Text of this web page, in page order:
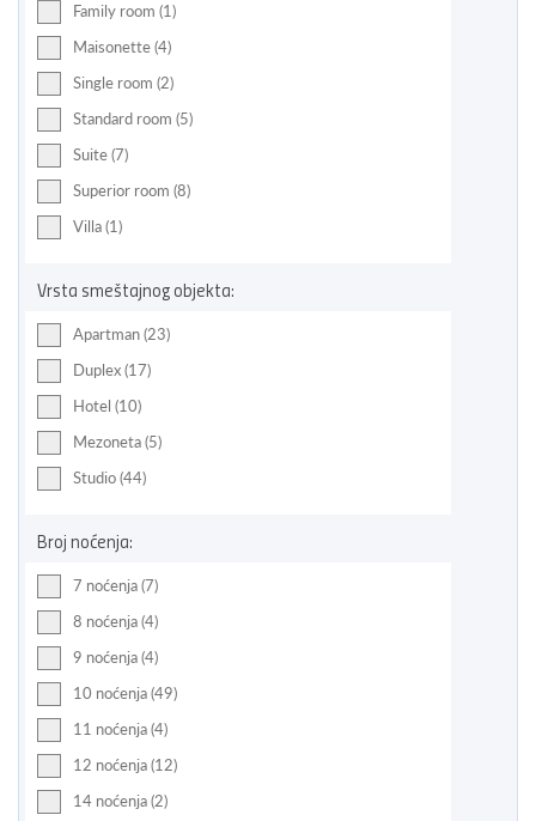
Family room (1)
Maisonette (4)
Single room (2)
Standard room (5)
Suite (7)
Superior room (8)
Villa (1)
Vrsta smeštajnog objekta:
Apartman (23)
Duplex (17)
Hotel (10)
Mezoneta (5)
Studio (44)
Broj noćenja:
7 noćenja (7)
8 noćenja (4)
9 noćenja (4)
10 noćenja (49)
11 noćenja (4)
12 noćenja (12)
14 noćenja (2)